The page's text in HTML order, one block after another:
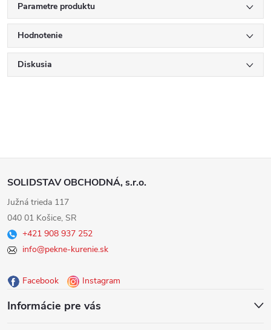
Parametre produktu
Hodnotenie
Diskusia
Z
á
p
ä
SOLIDSTAV OBCHODNÁ, s.r.o.
Južná trieda 117
040 01 Košice, SR
+421 908 937 252
info@pekne-kurenie.sk
Facebook Instagram
Informácie pre vás